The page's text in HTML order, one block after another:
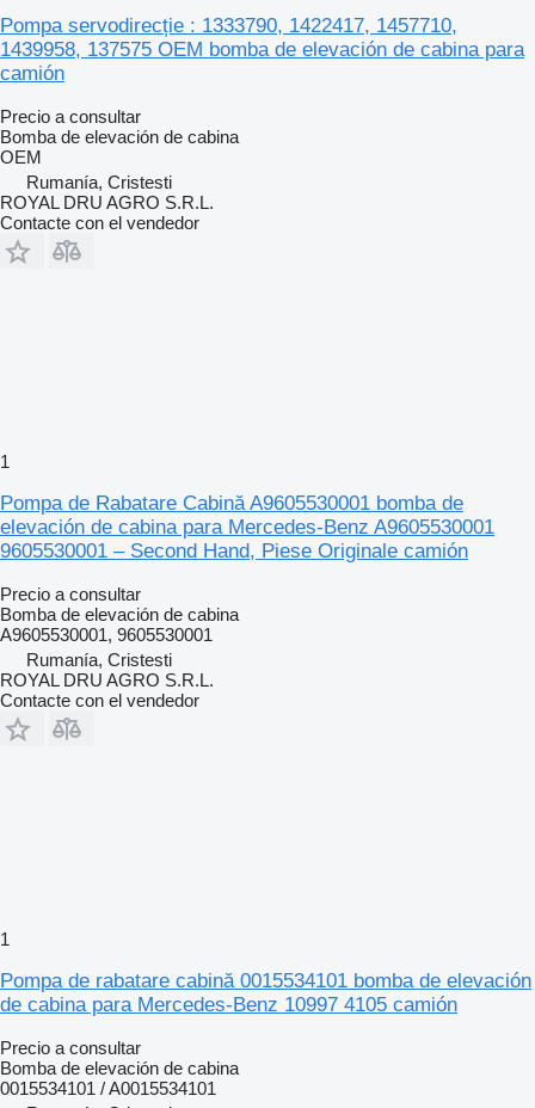
Pompa servodirecție : 1333790, 1422417, 1457710,
1439958, 137575 OEM bomba de elevación de cabina para
camión
Precio a consultar
Bomba de elevación de cabina
OEM
Rumanía, Cristesti
ROYAL DRU AGRO S.R.L.
Contacte con el vendedor
1
Pompa de Rabatare Cabină A9605530001 bomba de
elevación de cabina para Mercedes-Benz A9605530001
9605530001 – Second Hand, Piese Originale camión
Precio a consultar
Bomba de elevación de cabina
A9605530001, 9605530001
Rumanía, Cristesti
ROYAL DRU AGRO S.R.L.
Contacte con el vendedor
1
Pompa de rabatare cabină 0015534101 bomba de elevación
de cabina para Mercedes-Benz 10997 4105 camión
Precio a consultar
Bomba de elevación de cabina
0015534101 / A0015534101